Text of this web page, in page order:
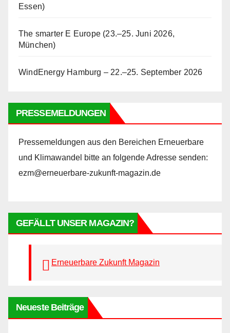
Essen)
The smarter E Europe (23.–25. Juni 2026,
München)
WindEnergy Hamburg – 22.–25. September 2026
PRESSEMELDUNGEN
Pressemeldungen aus den Bereichen Erneuerbare
und Klimawandel bitte an folgende Adresse senden:
ezm@erneuerbare-zukunft-magazin.de
GEFÄLLT UNSER MAGAZIN?
Erneuerbare Zukunft Magazin
Neueste Beiträge